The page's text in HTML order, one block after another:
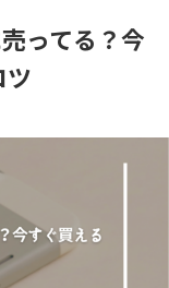
ってる？今
ツ